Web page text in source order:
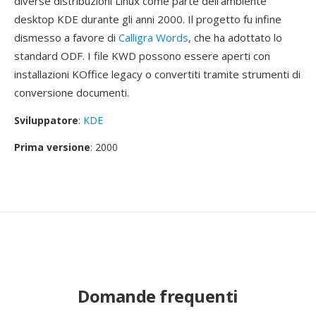
desktop KDE durante gli anni 2000. Il progetto fu infine
dismesso a favore di Calligra Words, che ha adottato lo
standard ODF. I file KWD possono essere aperti con
installazioni KOffice legacy o convertiti tramite strumenti di
conversione documenti.
Sviluppatore: KDE
Prima versione: 2000
Domande frequenti